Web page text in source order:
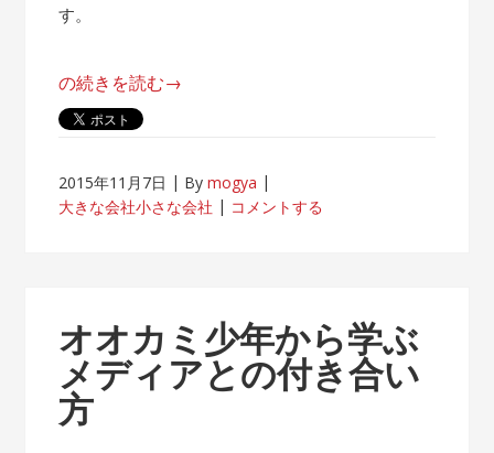
す。
“帰
属
が
客
先
常
駐
の続きを読む→
2015年11月7日 Bymogya
大きな会社小さな会社
コメントする
オオカミ少年から学ぶ
メディアとの付き合い
方